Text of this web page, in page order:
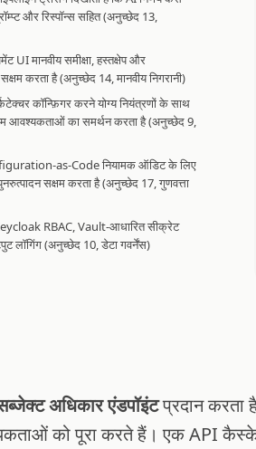
और रिस्पॉन्स सहित (अनुच्छेद 13,
UI मानवीय समीक्षा, हस्तक्षेप और
करता है (अनुच्छेद 14, मानवीय निगरानी)
कॉन्फ़िगर करने योग्य नियंत्रणों के साथ
आवश्यकताओं का समर्थन करता है (अनुच्छेद 9,
as-Code नियामक ऑडिट के लिए
सक्षम करता है (अनुच्छेद 17, गुणवत्ता
RBAC, Vault-आधारित सीक्रेट
लॉगिंग (अनुच्छेद 10, डेटा गवर्नेंस)
अधिकार एंडपॉइंटप्रदान करता
को पूरा करते हैं। एक API कैस्केड